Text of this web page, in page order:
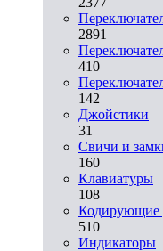
2891
410
142
Джойстики
31
Свичи и
160
Клавиатуры
108
Кодирующие
510
Индикаторы